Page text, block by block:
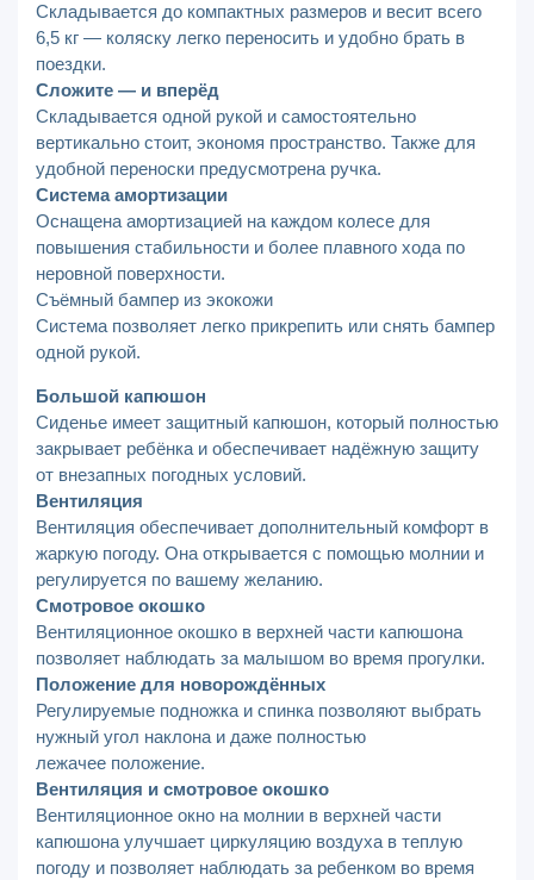
Складывается до компактных размеров и весит всего
6,5 кг — коляску легко переносить и удобно брать в
поездки.
Сложите — и вперёд
Складывается одной рукой и самостоятельно
вертикально стоит, экономя пространство. Также для
удобной переноски предусмотрена ручка.
Система амортизации
Оснащена амортизацией на каждом колесе для
повышения стабильности и более плавного хода по
неровной поверхности.
Съёмный бампер из экокожи
Система позволяет легко прикрепить или снять бампер
одной рукой.
Большой капюшон
Сиденье имеет защитный капюшон, который полностью
закрывает ребёнка и обеспечивает надёжную защиту
от внезапных погодных условий.
Вентиляция
Вентиляция обеспечивает дополнительный комфорт в
жаркую погоду. Она открывается с помощью молнии и
регулируется по вашему желанию.
Смотровое окошко
Вентиляционное окошко в верхней части капюшона
позволяет наблюдать за малышом во время прогулки.
Положение для новорождённых
Регулируемые подножка и спинка позволяют выбрать
нужный угол наклона и даже полностью
лежачее положение.
Вентиляция и смотровое окошко
Вентиляционное окно на молнии в верхней части
капюшона улучшает циркуляцию воздуха в теплую
погоду и позволяет наблюдать за ребенком во время